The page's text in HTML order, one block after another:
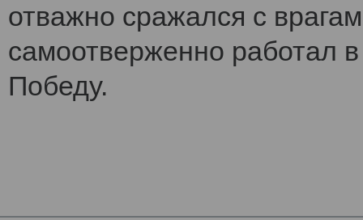
отважно сражался с
самоотверженно работал
Победу.